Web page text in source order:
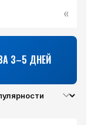
«
3–5 ДНЕЙ